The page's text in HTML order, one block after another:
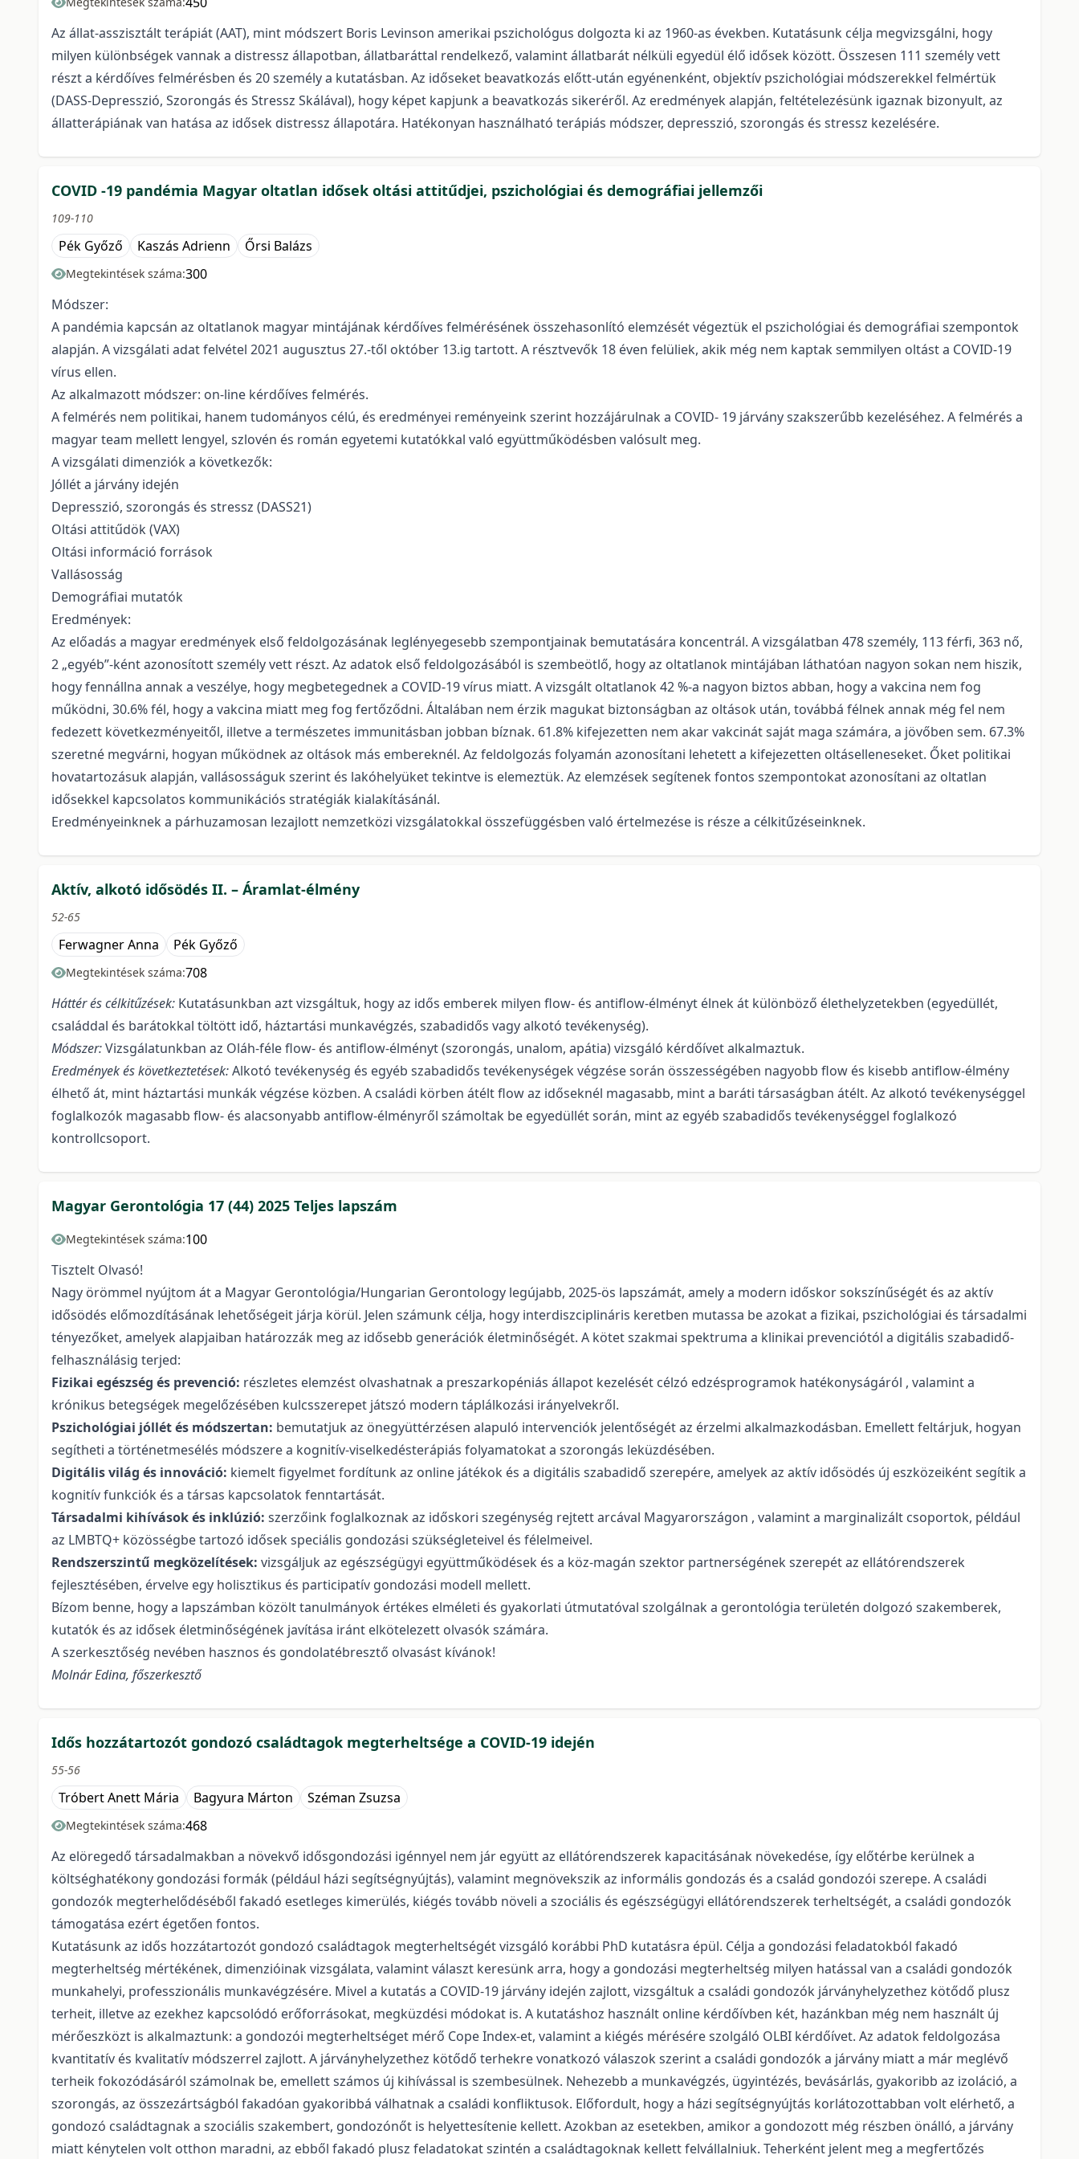
Az állat-asszisztált terápiát (AAT), mint módszert Boris Levinson amerikai pszichológus dolgozta ki az 1960-as években. Kutatásunk célja megvizsgálni, hogy
milyen különbségek vannak a distressz állapotban, állatbaráttal rendelkező, valamint állatbarát nélküli egyedül élő idősek között. Összesen 111 személy vett
részt a kérdőíves felmérésben és 20 személy a kutatásban. Az időseket beavatkozás előtt-után egyénenként, objektív pszichológiai módszerekkel felmértük
(DASS-Depresszió, Szorongás és Stressz Skálával), hogy képet kapjunk a beavatkozás sikeréről. Az eredmények alapján, feltételezésünk igaznak bizonyult, az
állatterápiának van hatása az idősek distressz állapotára. Hatékonyan használható terápiás módszer, depresszió, szorongás és stressz kezelésére.
COVID -19 pandémia Magyar oltatlan idősek oltási attitűdjei, pszichológiai és demográfiai jellemzői
109-110
Pék Győző Kaszás Adrienn Őrsi Balázs
Megtekintések száma:300
Módszer:
A pandémia kapcsán az oltatlanok magyar mintájának kérdőíves felmérésének összehasonlító elemzését végeztük el pszichológiai és demográfiai szempontok
alapján. A vizsgálati adat felvétel 2021 augusztus 27.-től október 13.ig tartott. A résztvevők 18 éven felüliek, akik még nem kaptak semmilyen oltást a COVID-19
vírus ellen.
Az alkalmazott módszer: on-line kérdőíves felmérés.
A felmérés nem politikai, hanem tudományos célú, és eredményei reményeink szerint hozzájárulnak a COVID- 19 járvány szakszerűbb kezeléséhez. A felmérés a
magyar team mellett lengyel, szlovén és román egyetemi kutatókkal való együttműködésben valósult meg.
A vizsgálati dimenziók a következők:
Jóllét a járvány idején
Depresszió, szorongás és stressz (DASS21)
Oltási attitűdök (VAX)
Oltási információ források
Vallásosság
Demográfiai mutatók
Eredmények:
Az előadás a magyar eredmények első feldolgozásának leglényegesebb szempontjainak bemutatására koncentrál. A vizsgálatban 478 személy, 113 férfi, 363 nő,
2 „egyéb”-ként azonosított személy vett részt. Az adatok első feldolgozásából is szembeötlő, hogy az oltatlanok mintájában láthatóan nagyon sokan nem hiszik,
hogy fennállna annak a veszélye, hogy megbetegednek a COVID-19 vírus miatt. A vizsgált oltatlanok 42 %-a nagyon biztos abban, hogy a vakcina nem fog
működni, 30.6% fél, hogy a vakcina miatt meg fog fertőződni. Általában nem érzik magukat biztonságban az oltások után, továbbá félnek annak még fel nem
fedezett következményeitől, illetve a természetes immunitásban jobban bíznak. 61.8% kifejezetten nem akar vakcinát saját maga számára, a jövőben sem. 67.3%
szeretné megvárni, hogyan működnek az oltások más embereknél. Az feldolgozás folyamán azonosítani lehetett a kifejezetten oltáselleneseket. Őket politikai
hovatartozásuk alapján, vallásosságuk szerint és lakóhelyüket tekintve is elemeztük. Az elemzések segítenek fontos szempontokat azonosítani az oltatlan
idősekkel kapcsolatos kommunikációs stratégiák kialakításánál.
Eredményeinknek a párhuzamosan lezajlott nemzetközi vizsgálatokkal összefüggésben való értelmezése is része a célkitűzéseinknek.
Aktív, alkotó idősödés II. – Áramlat-élmény
52-65
Ferwagner Anna Pék Győző
Megtekintések száma:708
Háttér és célkitűzések: Kutatásunkban azt vizsgáltuk, hogy az idős emberek milyen flow- és antiflow-élményt élnek át különböző élethelyzetekben (egyedüllét,
családdal és barátokkal töltött idő, háztartási munkavégzés, szabadidős vagy alkotó tevékenység).
Módszer:Vizsgálatunkban az Oláh-féle flow- és antiflow-élményt (szorongás, unalom, apátia) vizsgáló kérdőívet alkalmaztuk.
Eredmények és következtetések:Alkotó tevékenység és egyéb szabadidős tevékenységek végzése során összességében nagyobb flow és kisebb antiflow-élmény
élhető át, mint háztartási munkák végzése közben. A családi körben átélt flow az időseknél magasabb, mint a baráti társaságban átélt. Az alkotó tevékenységgel
foglalkozók magasabb flow- és alacsonyabb antiflow-élményről számoltak be egyedüllét során, mint az egyéb szabadidős tevékenységgel foglalkozó
kontrollcsoport.
Magyar Gerontológia 17 (44) 2025 Teljes lapszám
Megtekintések száma:100
Tisztelt Olvasó!
Nagy örömmel nyújtom át a Magyar Gerontológia/Hungarian Gerontology legújabb, 2025-ös lapszámát, amely a modern időskor sokszínűségét és az aktív
idősödés előmozdításának lehetőségeit járja körül. Jelen számunk célja, hogy interdiszciplináris keretben mutassa be azokat a fizikai, pszichológiai és társadalmi
tényezőket, amelyek alapjaiban határozzák meg az idősebb generációk életminőségét. A kötet szakmai spektruma a klinikai prevenciótól a digitális szabadidő-
felhasználásig terjed:
Fizikai egészség és prevenció: részletes elemzést olvashatnak a preszarkopéniás állapot kezelését célzó edzésprogramok hatékonyságáról , valamint a
krónikus betegségek megelőzésében kulcsszerepet játszó modern táplálkozási irányelvekről.
Pszichológiai jóllét és módszertan: bemutatjuk az önegyüttérzésen alapuló intervenciók jelentőségét az érzelmi alkalmazkodásban. Emellett feltárjuk, hogyan
segítheti a történetmesélés módszere a kognitív-viselkedésterápiás folyamatokat a szorongás leküzdésében.
Digitális világ és innováció: kiemelt figyelmet fordítunk az online játékok és a digitális szabadidő szerepére, amelyek az aktív idősödés új eszközeiként segítik a
kognitív funkciók és a társas kapcsolatok fenntartását.
Társadalmi kihívások és inklúzió: szerzőink foglalkoznak az időskori szegénység rejtett arcával Magyarországon , valamint a marginalizált csoportok, például
az LMBTQ+ közösségbe tartozó idősek speciális gondozási szükségleteivel és félelmeivel.
Rendszerszintű megközelítések: vizsgáljuk az egészségügyi együttműködések és a köz-magán szektor partnerségének szerepét az ellátórendszerek
fejlesztésében, érvelve egy holisztikus és participatív gondozási modell mellett.
Bízom benne, hogy a lapszámban közölt tanulmányok értékes elméleti és gyakorlati útmutatóval szolgálnak a gerontológia területén dolgozó szakemberek,
kutatók és az idősek életminőségének javítása iránt elkötelezett olvasók számára.
A szerkesztőség nevében hasznos és gondolatébresztő olvasást kívánok!
Molnár Edina, főszerkesztő
Idős hozzátartozót gondozó családtagok megterheltsége a COVID-19 idején
55-56
Tróbert Anett Mária Bagyura Márton Széman Zsuzsa
Megtekintések száma:468
Az elöregedő társadalmakban a növekvő idősgondozási igénnyel nem jár együtt az ellátórendszerek kapacitásának növekedése, így előtérbe kerülnek a
költséghatékony gondozási formák (például házi segítségnyújtás), valamint megnövekszik az informális gondozás és a család gondozói szerepe. A családi
gondozók megterhelődéséből fakadó esetleges kimerülés, kiégés tovább növeli a szociális és egészségügyi ellátórendszerek terheltségét, a családi gondozók
támogatása ezért égetően fontos.
Kutatásunk az idős hozzátartozót gondozó családtagok megterheltségét vizsgáló korábbi PhD kutatásra épül. Célja a gondozási feladatokból fakadó
megterheltség mértékének, dimenzióinak vizsgálata, valamint választ keresünk arra, hogy a gondozási megterheltség milyen hatással van a családi gondozók
munkahelyi, professzionális munkavégzésére. Mivel a kutatás a COVID-19 járvány idején zajlott, vizsgáltuk a családi gondozók járványhelyzethez kötődő plusz
terheit, illetve az ezekhez kapcsolódó erőforrásokat, megküzdési módokat is. A kutatáshoz használt online kérdőívben két, hazánkban még nem használt új
mérőeszközt is alkalmaztunk: a gondozói megterheltséget mérő Cope Index-et, valamint a kiégés mérésére szolgáló OLBI kérdőívet. Az adatok feldolgozása
kvantitatív és kvalitatív módszerrel zajlott. A járványhelyzethez kötődő terhekre vonatkozó válaszok szerint a családi gondozók a járvány miatt a már meglévő
terheik fokozódásáról számolnak be, emellett számos új kihívással is szembesülnek. Nehezebb a munkavégzés, ügyintézés, bevásárlás, gyakoribb az izoláció, a
szorongás, az összezártságból fakadóan gyakoribbá válhatnak a családi konfliktusok. Előfordult, hogy a házi segítségnyújtás korlátozottabban volt elérhető, a
gondozó családtagnak a szociális szakembert, gondozónőt is helyettesítenie kellett. Azokban az esetekben, amikor a gondozott még részben önálló, a járvány
miatt kénytelen volt otthon maradni, az ebből fakadó plusz feladatokat szintén a családtagoknak kellett felvállalniuk. Teherként jelent meg a megfertőzés